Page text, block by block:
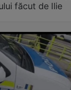
făcut de Ilie